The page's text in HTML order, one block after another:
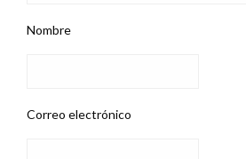
Nombre
Correo electrónico